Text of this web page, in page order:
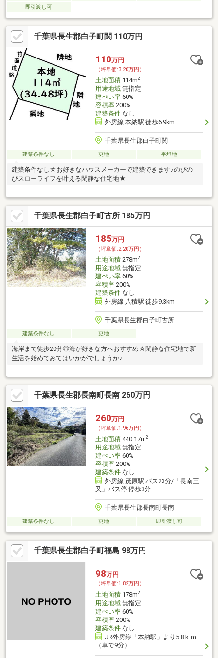
即引渡し可
千葉県長生郡白子町関 110万円
110万円
（坪単価:3.20万円）
土地面積114m2
用途地域無指定
建ぺい率60%
容積率200%
建築条件なし
外房線 本納駅 徒歩6.9km
千葉県長生郡白子町関
建築条件なし 更地 平坦地
建築条件なし☆お好きなハウスメーカーで建築できます♪のびの
びスローライフを叶える閑静な住宅地★
千葉県長生郡白子町古所 185万円
185万円
（坪単価:2.20万円）
土地面積278m2
用途地域無指定
建ぺい率60%
容積率200%
建築条件なし
外房線 八積駅 徒歩9.3km
千葉県長生郡白子町古所
建築条件なし 更地
海岸まで徒歩20分◎海が好きな方へおすすめ☆閑静な住宅地で新
生活を始めてみてはいかがでしょうか♪
千葉県長生郡長南町長南 260万円
260万円
（坪単価:1.96万円）
土地面積440.17m2
用途地域無指定
建ぺい率60%
容積率200%
建築条件なし
外房線 茂原駅 バス23分/「長南三
又」バス停 停歩3分
千葉県長生郡長南町長南
建築条件なし 更地 即引渡し可
千葉県長生郡白子町福島 98万円
98万円
（坪単価:1.82万円）
土地面積178m2
用途地域無指定
建ぺい率60%
容積率200%
建築条件なし
JR外房線「本納駅」より5.8ｋｍ
（車で9分）